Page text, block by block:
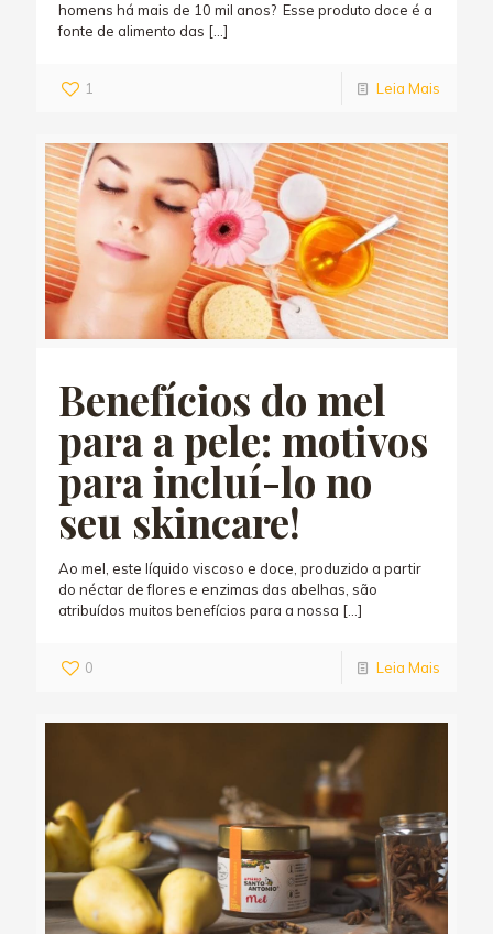
homens há mais de 10 mil anos? Esse produto doce é a
fonte de alimento das […]
1 Leia Mais
Benefícios do mel
para a pele: motivos
para incluí-lo no
seu skincare!
Ao mel, este líquido viscoso e doce, produzido a partir
do néctar de flores e enzimas das abelhas, são
atribuídos muitos benefícios para a nossa […]
0 Leia Mais